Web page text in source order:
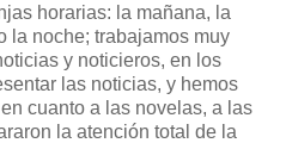
horarias: la mañana, la
la noche; trabajamos muy
y noticieros, en los
las noticias, y hemos
cuanto a las novelas, a las
la atención total de la